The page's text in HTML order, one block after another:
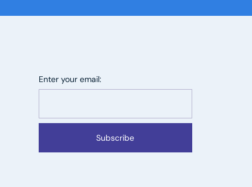
Enter your email:
Subscribe